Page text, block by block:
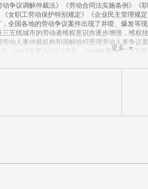
更多
争议调解仲裁法》《劳动合同法实施条例》《
《女职工劳动保护特别规定》《企业民主管理
全国各地的劳动争议案件出现了井喷、爆发等
五线城市的劳动者维权意识亦逐步增强，维权
动人事仲裁机构和调解组织受理劳动人事争议
，2015年度为172.1万件，2016年度为177.1万
引》等众多政策法规、司法解释。经研究发现
重违纪”的实操策略，以迅速构建行之有效的劳
劳动关系与劳动争议实战专家钟永棣老师主讲
发性。
随时结合最新的劳资热点，分析最新的司法判例